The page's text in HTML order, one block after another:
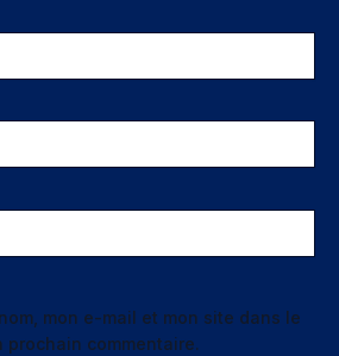
mon e-mail et mon site dans le
prochain commentaire.